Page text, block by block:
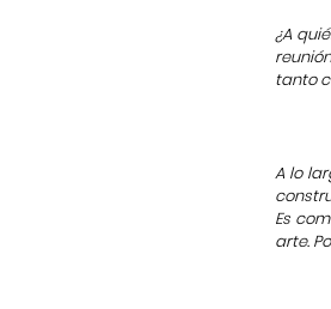
¿A
tanto
A lo
Es
arte.